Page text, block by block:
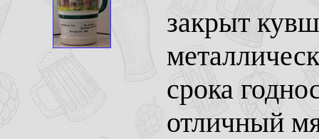
закрыт
срока
отличный